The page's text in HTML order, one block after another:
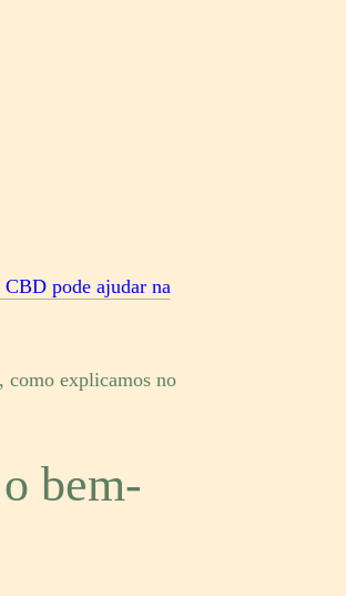
pode ajudar na
como explicamos no
bem-